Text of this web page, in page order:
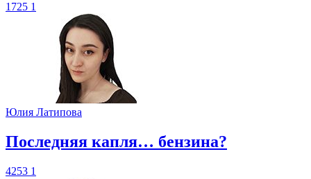
1725 1
Юлия Латипова
​Последняя капля… бензина?
4253 1